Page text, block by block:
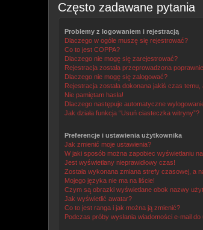
Często zadawane pytania
Problemy z logowaniem i rejestracją
Dlaczego w ogóle muszę się rejestrować?
Co to jest COPPA?
Dlaczego nie mogę się zarejestrować?
Rejestracja została przeprowadzona
Dlaczego nie mogę się zalogować?
Rejestracja została dokonana jakiś czas
Nie pamiętam hasła!
Dlaczego następuje automatyczne
Jak działa funkcja “Usuń ciasteczka witryny”?
Preferencje i ustawienia użytkownika
Jak zmienić moje ustawienia?
W jaki sposób można zapobiec wyświetlaniu
Jest wyświetlany nieprawidłowy czas!
Została wykonana zmiana strefy czasowej, a
Mojego języka nie ma na liście!
Czym są obrazki wyświetlane obok nazwy
Jak wyświetlić awatar?
Co to jest ranga i jak można ją zmienić?
Podczas próby wysłania wiadomości e-mail